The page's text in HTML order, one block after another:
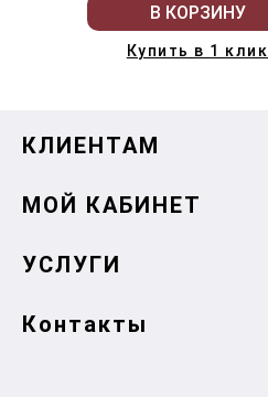
В КОРЗИНУ
Купить в 1 клик
КЛИЕНТАМ
МОЙ КАБИНЕТ
УСЛУГИ
Контакты